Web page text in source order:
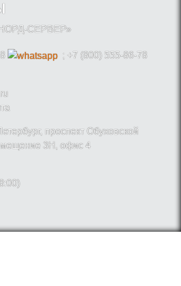
СЕРВЕР»
; +7 (800) 555-86-78
проспект Обуховской
3Н, офис 4